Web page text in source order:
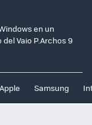
en un
Vaio P.Archos 9
Apple Samsung